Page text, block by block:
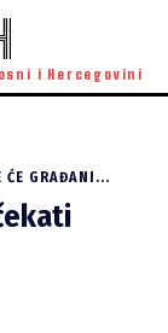
i Hercegovini
ĆE GRAĐANI...